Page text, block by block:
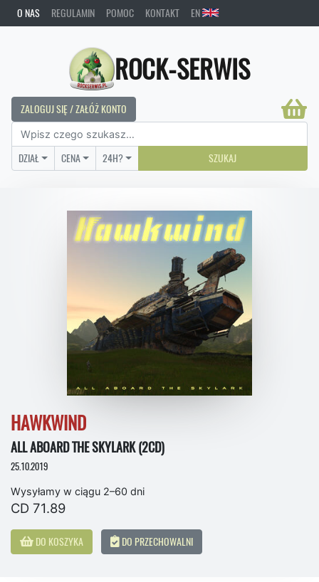
O NAS REGULAMIN POMOC KONTAKT EN
ROCK-SERWIS
ZALOGUJ SIĘ / ZAŁÓŻ KONTO
DZIAŁ CENA 24H? SZUKAJ
HAWKWIND
ALL ABOARD THE SKYLARK (2CD)
25.10.2019
Wysyłamy w ciągu 2–60 dni
CD 71.89
DO KOSZYKA DO PRZECHOWALNI